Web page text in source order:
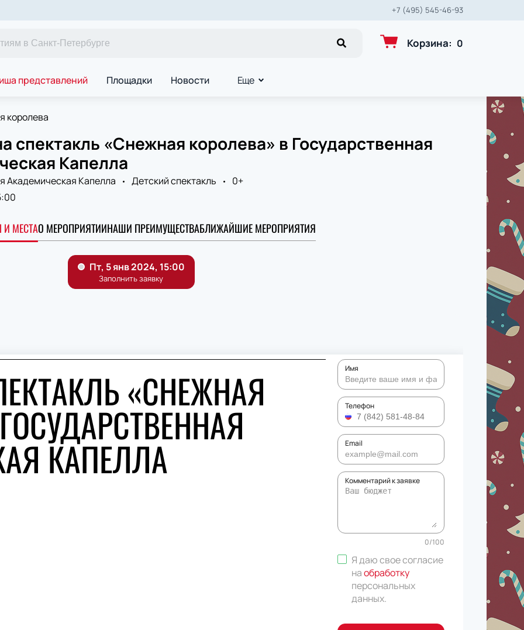
+7 (495) 545-46-93
Корзина: 0
представлений Площадки Новости Еще
королева
спектакль «Снежная королева» в Государственная
Капелла
Академическая Капелла Детский спектакль
0+
МЕСТАО МЕРОПРИЯТИИНАШИ ПРЕИМУЩЕСТВАБЛИЖАЙШИЕ МЕРОПРИЯТИЯ
«СНЕЖНАЯ
КАПЕЛЛА
Имя
Телефон
Email
Комментарий к заявке
0/100
Я даю свое согласие
наобработку
персональных
данных.